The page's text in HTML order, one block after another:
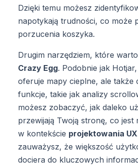
Dzięki temu możesz
napotykają trudności, co może
porzucenia koszyka.
Drugim narzędziem, które
Crazy Egg. Podobnie jak
oferuje mapy cieplne, ale także
funkcje, takie jak analizy
możesz zobaczyć, jak daleko
przewijają Twoją stronę, co jest
w kontekście projektowania UX
zauważysz, że większość
dociera do kluczowych